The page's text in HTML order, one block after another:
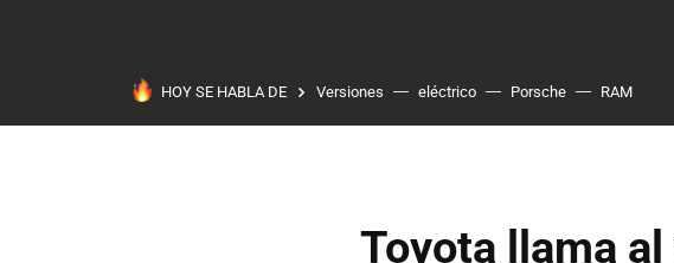
HOY SE HABLA DE Versiones eléctrico Porsche RAM
Toyota llama